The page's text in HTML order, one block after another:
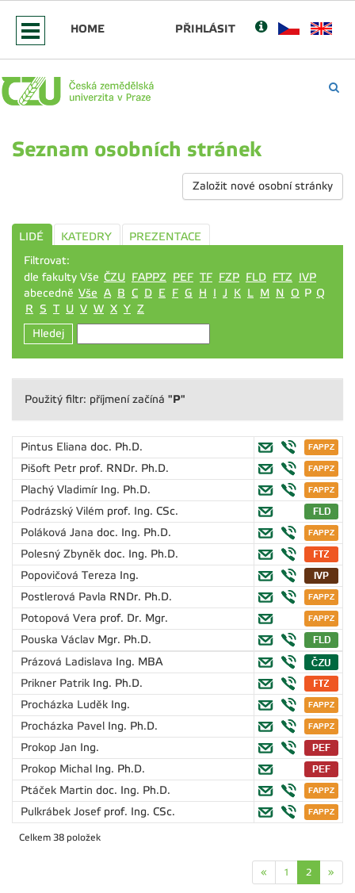
HOME PŘIHLÁSIT
Seznam osobních stránek
Založit nové osobní stránky
LIDÉ KATEDRY
PREZENTACE
Filtrovat:
dle fakulty Vše ČZU FAPPZ PEF TF FZP FLD FTZ IVP
abecedně Vše A B C D E F G H I J K L M N O P Q
R S T U V W X Y Z
Hledej
Použitý filtr: příjmení začíná "P"
Pintus Eliana doc. Ph.D.
Pišoft Petr prof. RNDr. Ph.D.
Plachý Vladimír Ing. Ph.D.
Podrázský Vilém prof. Ing. CSc.
Poláková Jana doc. Ing. Ph.D.
Polesný Zbyněk doc. Ing. Ph.D.
Popovičová Tereza Ing.
Postlerová Pavla RNDr. Ph.D.
Potopová Vera prof. Dr. Mgr.
Pouska Václav Mgr. Ph.D.
Prázová Ladislava Ing. MBA
Prikner Patrik Ing. Ph.D.
Procházka Luděk Ing.
Procházka Pavel Ing. Ph.D.
Prokop Jan Ing.
Prokop Michal Ing. Ph.D.
Ptáček Martin doc. Ing. Ph.D.
Pulkrábek Josef prof. Ing. CSc.
Celkem 38 položek
« 1 2 »